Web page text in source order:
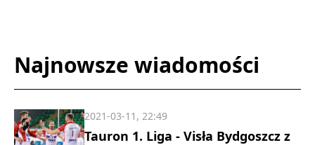
Najnowsze wiadomości
Tauron 1. Liga - Visła Bydgoszcz z
2021-03-11, 22:49